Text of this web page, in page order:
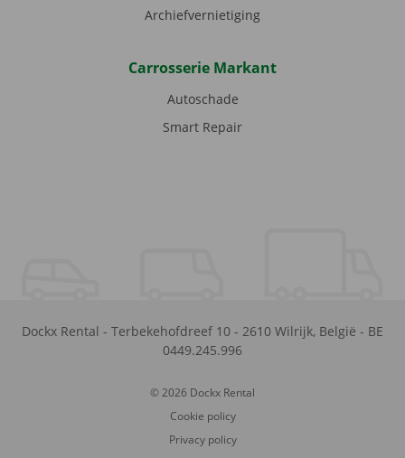
Archiefvernietiging
Carrosserie Markant
Autoschade
Smart Repair
Dockx Rental - Terbekehofdreef 10 - 2610 Wilrijk, België - BE
0449.245.996
© 2026 Dockx Rental
Cookie policy
Privacy policy